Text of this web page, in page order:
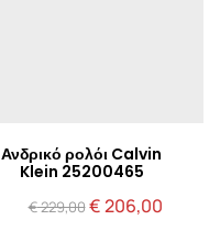
Ανδρικό ρολόι Calvin
Klein 25200465
€229,00Original
€206,00Η